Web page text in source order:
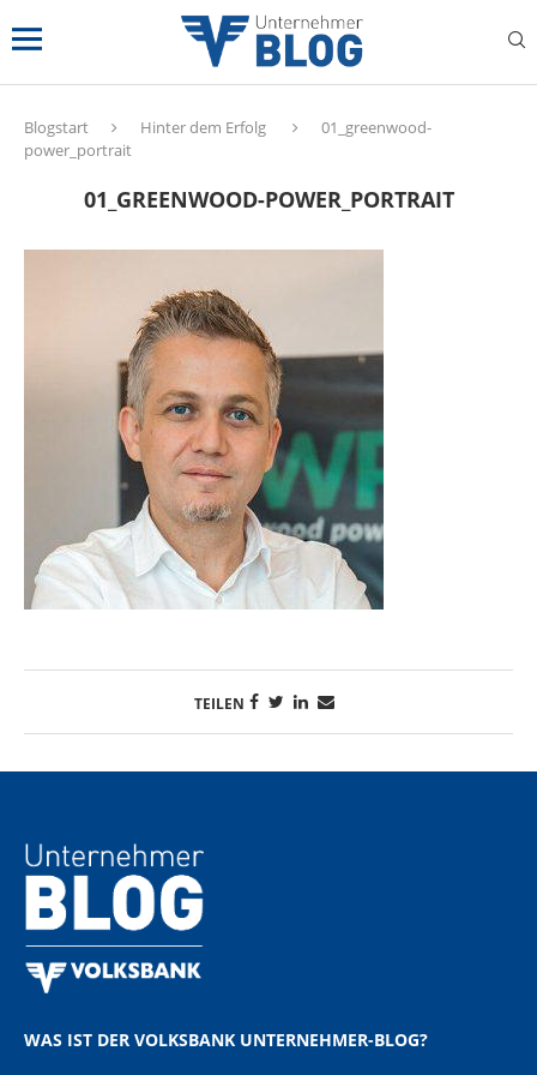
Blogstart Hinter dem Erfolg
01_greenwood-
power_portrait
01_GREENWOOD-POWER_PORTRAIT
TEILEN
WAS IST DER VOLKSBANK UNTERNEHMER-BLOG?